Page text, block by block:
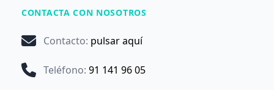
CONTACTA CON NOSOTROS
Contacto: pulsar aquí
Teléfono: 91 141 96 05